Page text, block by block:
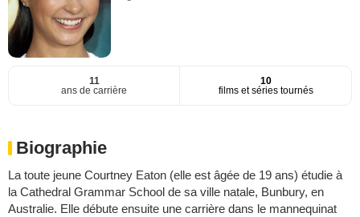
11
ans de carrière
10
films et séries tournés
Biographie
La toute jeune Courtney Eaton (elle est âgée de 19 ans) étudie à
la Cathedral Grammar School de sa ville natale, Bunbury, en
Australie. Elle débute ensuite une carrière dans le mannequinat